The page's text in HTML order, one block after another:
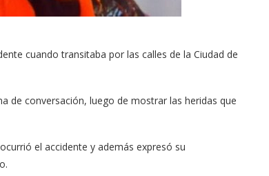
cuando transitaba por las calles de la Ciudad de
de conversación, luego de mostrar las heridas que
el accidente y además expresó su